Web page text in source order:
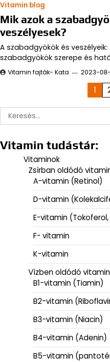
Vitamin blog
Mik azok a
veszélyesek?
A szabadgyökök és
szabadgyökök szerepe és
Vitamin fajták- Kata 2023-
lapozása
1
Keresés:
Vitamin tudástár:
Vitaminok
Zsírban oldódó
A-vitamin (Retinol)
D-vitamin
E-vitamin
F- vitamin
K-vitamin
Vízben oldódó
B1-vitamin (Tiamin)
B2-vitamin
B3-vitamin (Niacin)
B4-vitamin (Adenin)
B5-vitamin